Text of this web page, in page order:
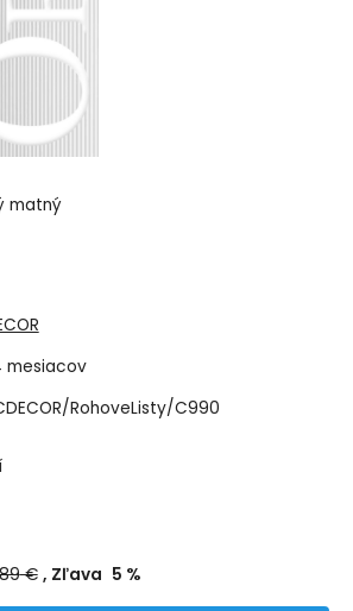
matný
mesiacov
RohoveListy/C990
€ Zľava 5 %